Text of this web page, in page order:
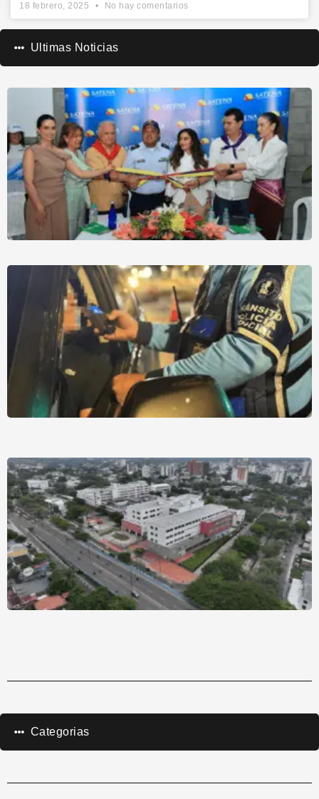
18 febrero, 2025 No hay comentarios
Ultimas Noticias
Categorias